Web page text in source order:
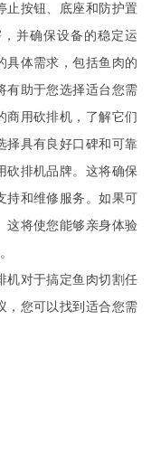
止按钮、底座和防护置
并确保设备的稳定运
具体需求，包括鱼肉的
有助于您选择适台您需
商用砍排机，了解它们
择具有良好口碑和可靠
砍排机品牌。这将确保
持和维修服务。如果可
这将使您能够亲身体验
机对于搞定鱼肉切割任
，您可以找到适合您需